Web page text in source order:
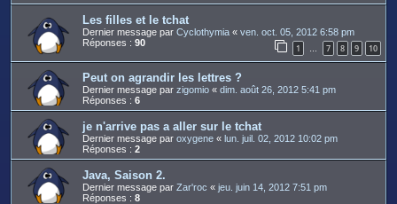
Les filles et le tchat
Dernier message par Cyclothymia « ven. oct. 05, 2012 6:58 pm
Réponses : 90 1 7 8 9 10
Peut on agrandir les lettres ?
Dernier message par zigomio « dim. août 26, 2012 5:41 pm
Réponses : 6
je n'arrive pas a aller sur le tchat
Dernier message par oxygene « lun. juil. 02, 2012 10:02 pm
Réponses : 2
Java, Saison 2.
Dernier message par Zar'roc « jeu. juin 14, 2012 7:51 pm
Réponses : 8